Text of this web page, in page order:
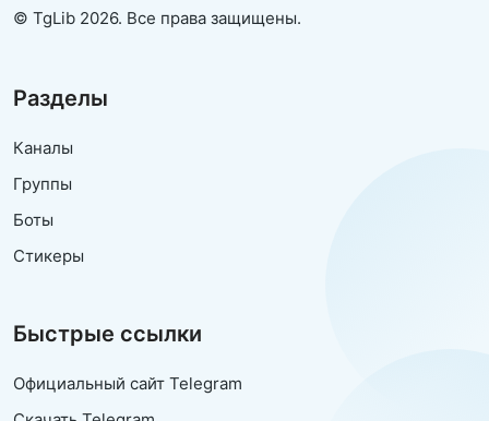
© TgLib 2026. Все права защищены.
Разделы
Каналы
Группы
Боты
Стикеры
Быстрые ссылки
Официальный сайт Telegram